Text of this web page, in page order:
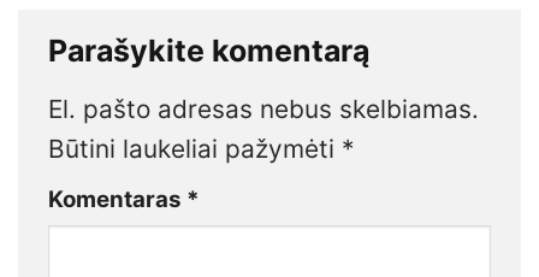
Parašykite komentarą
El. pašto adresas nebus skelbiamas.
Būtini laukeliai pažymėti *
Komentaras *